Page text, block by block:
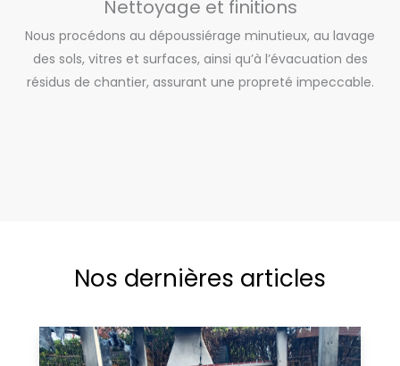
Nettoyage et finitions
Nous procédons au dépoussiérage minutieux, au lavage
des sols, vitres et surfaces, ainsi qu’à l’évacuation des
résidus de chantier, assurant une propreté impeccable.
Nos dernières articles